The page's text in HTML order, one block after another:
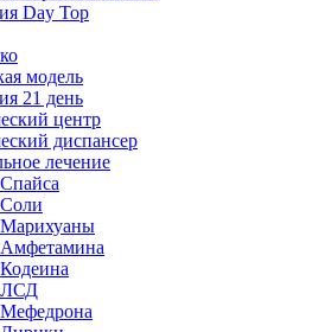
Day Top
модель
21 день
центр
диспансер
лечение
ЛСД